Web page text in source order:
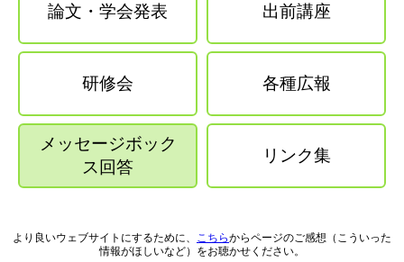
論文・学会発表 出前講座
研修会 各種広報
メッセージボック
ス回答
リンク集
より良いウェブサイトにするために、 こちらからページのご感想（こういった
情報がほしいなど）をお聴かせください。